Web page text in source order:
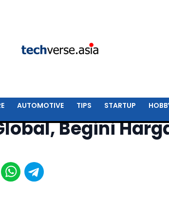
AUTOMOTIVE TIPS STARTUP
Begini